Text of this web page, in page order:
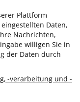
Plattform
Daten,
Nachrichten,
willigen Sie in
der Daten durch
-verarbeitung und -